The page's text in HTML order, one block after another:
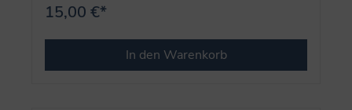
15,00 €*
In den Warenkorb